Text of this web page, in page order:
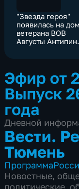
"Звезда героя"
появилась на
ветерана ВОВ
Августы
Эфир от
Выпуск
года
Дневной
Вести.
Тюмень
Программа
Новостные,
политические,